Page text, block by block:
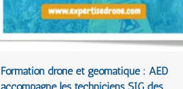
Formation drone et géomatique : AED